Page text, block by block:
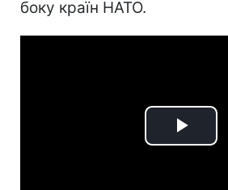
боку країн НАТО.
Play